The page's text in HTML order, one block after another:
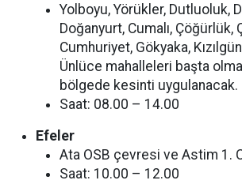
Yolboyu, Yörükler, Dutluoluk,
Doğanyurt, Cumalı, Çöğürlük,
Cumhuriyet, Gökyaka,
Ünlüce mahalleleri başta
bölgede kesinti uygulanacak.
Saat: 08.00 – 14.00
Efeler
Ata OSB çevresi ve Astim 1.
Saat: 10.00 – 12.00